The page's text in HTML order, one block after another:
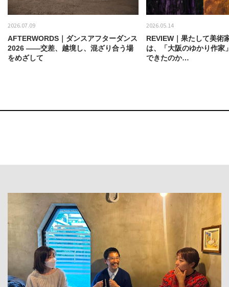
2026.07.09
AFTERWORDS｜ダンスアフターダンス
2026 ——交差、越境し、混ざり合う場
をめざして
2026.05.14
REVIEW｜果たして美術
は、「大阪のゆかり作家
できたのか…